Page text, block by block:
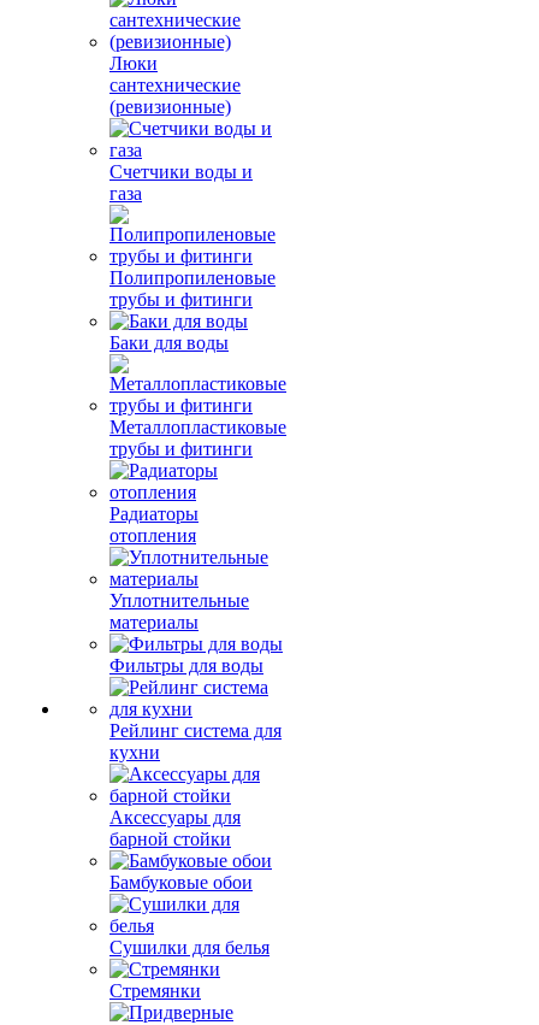
Люки
сантехнические
(ревизионные)
Счетчики воды и
газа
Полипропиленовые
трубы и фитинги
Баки для воды
Металлопластиковые
трубы и фитинги
Радиаторы
отопления
Уплотнительные
материалы
Фильтры для воды
Рейлинг система для
кухни
Аксессуары для
барной стойки
Бамбуковые обои
Сушилки для белья
Стремянки